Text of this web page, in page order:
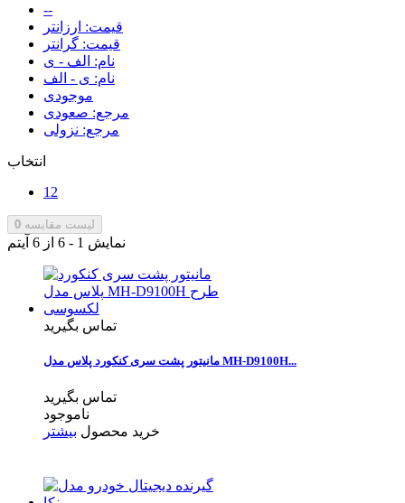
--
قیمت: ارزانتر
قیمت: گرانتر
نام: الف - ی
نام: ی - الف
موجودی
مرجع: صعودی
مرجع: نزولی
انتخاب
12
لیست مقایسه 0
نمایش 1 - 6 از 6 آیتم
تماس بگیرید
مانیتور پشت سری کنکورد پلاس مدل MH-D9100H...
تماس بگیرید
ناموجود
خرید محصول بیشتر